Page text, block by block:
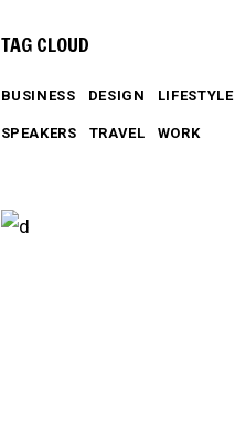
TAG CLOUD
BUSINESS DESIGN LIFESTYLE
SPEAKERS TRAVEL WORK